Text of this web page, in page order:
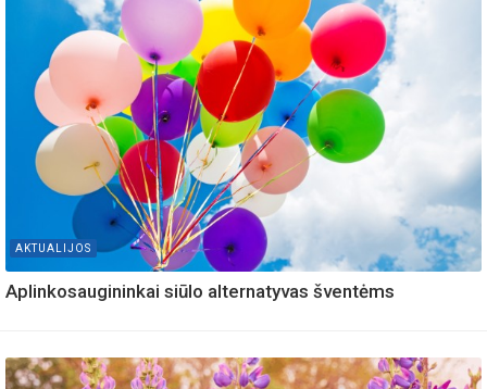
AKTUALIJOS
Aplinkosaugininkai siūlo alternatyvas šventėms